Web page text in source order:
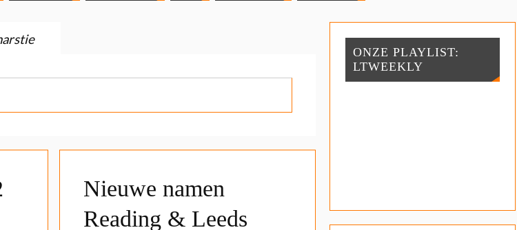
Nieuwe namen
Reading & Leeds
ONZE PLAYLIST:
LTWEEKLY